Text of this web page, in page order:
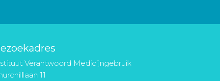
Verantwoord Medicijngebruik
11